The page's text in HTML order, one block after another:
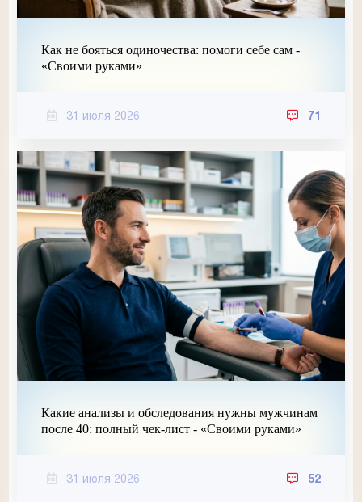
Как не бояться одиночества: помоги себе сам -
«Своими руками»
31 июля 2026 71
Какие анализы и обследования нужны мужчинам
после 40: полный чек-лист - «Своими руками»
31 июля 2026 52